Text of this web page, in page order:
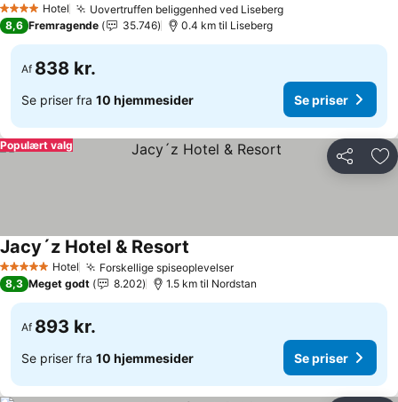
4 StjernerHotel Uovertruffen beliggenhed ved Liseberg
8,6 Fremragende 35.746 0.4 km til Liseberg
Af 838 kr.
Se priser fra 10 hjemmesider Se priser
Del
Populært valg
5 Stjerner Hotel Forskellige spiseoplevelser
Jacy´z Hotel & Resort
8,3 Meget godt 8.202 1.5 km til Nordstan
Af 893 kr.
Se priser fra 10 hjemmesider Se priser